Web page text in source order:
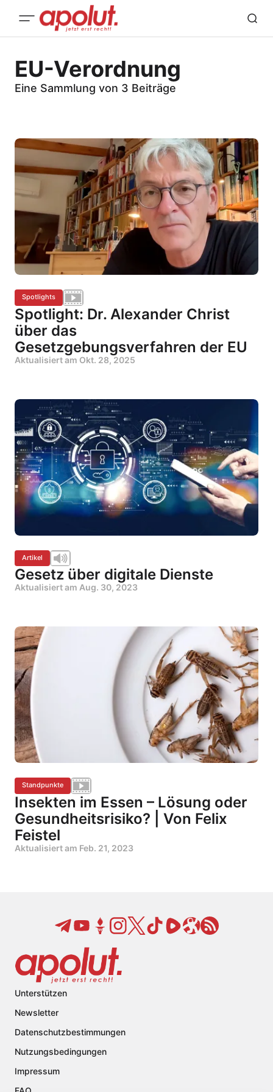
EU-Verordnung
Eine Sammlung von 3 Beiträge
Spotlights
Spotlight: Dr. Alexander Christ
über das
Gesetzgebungsverfahren der EU
Aktualisiert am Okt. 28, 2025
Artikel
Gesetz über digitale Dienste
Aktualisiert am Aug. 30, 2023
Standpunkte
Insekten im Essen – Lösung oder
Gesundheitsrisiko? | Von Felix
Feistel
Aktualisiert am Feb. 21, 2023
Unterstützen
Newsletter
Datenschutzbestimmungen
Nutzungsbedingungen
Impressum